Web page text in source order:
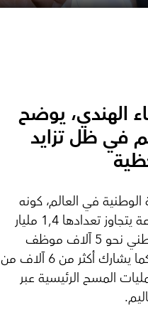
الهندي، يوضح
في ظل تزايد
الوطنية في العالم، كونه
مسؤولا عن خدمة كتلة سكانية متنوعة يتجاوز تعدادها 1,4 مليار
نسمة. ويعمل في نظام الإحصاء الوطني نحو 5 آلاف موظف
بدوام كامل على المستوى المركزي، كما يشارك أكثر من 6 آلاف من
المسح الرئيسية عبر